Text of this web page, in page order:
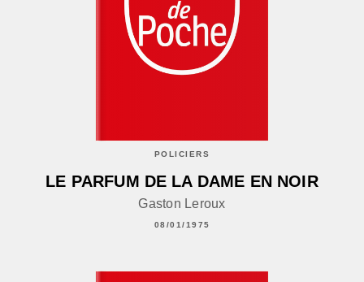
POLICIERS
LE PARFUM DE LA DAME EN NOIR
Gaston Leroux
08/01/1975